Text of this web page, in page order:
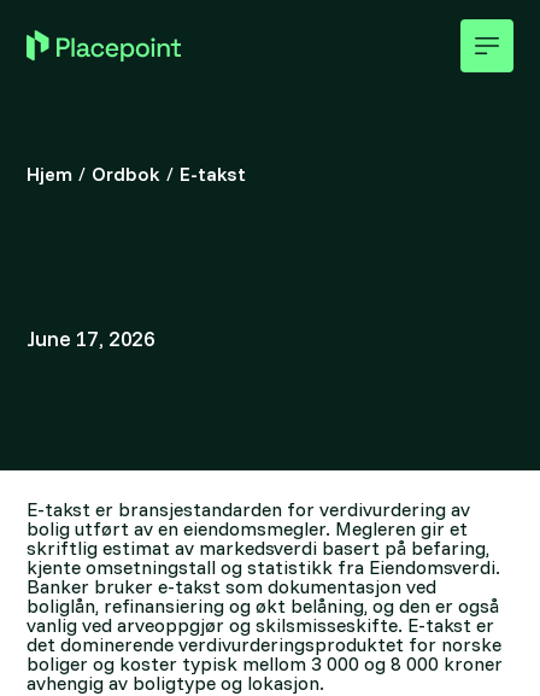
Hjem / Ordbok / E-takst
June 17, 2026
E-takst er bransjestandarden for verdivurdering av
bolig utført av en eiendomsmegler. Megleren gir et
skriftlig estimat av markedsverdi basert på befaring,
kjente omsetningstall og statistikk fra Eiendomsverdi.
Banker bruker e-takst som dokumentasjon ved
boliglån, refinansiering og økt belåning, og den er også
vanlig ved arveoppgjør og skilsmisseskifte. E-takst er
det dominerende verdivurderingsproduktet for norske
boliger og koster typisk mellom 3 000 og 8 000 kroner
avhengig av boligtype og lokasjon.